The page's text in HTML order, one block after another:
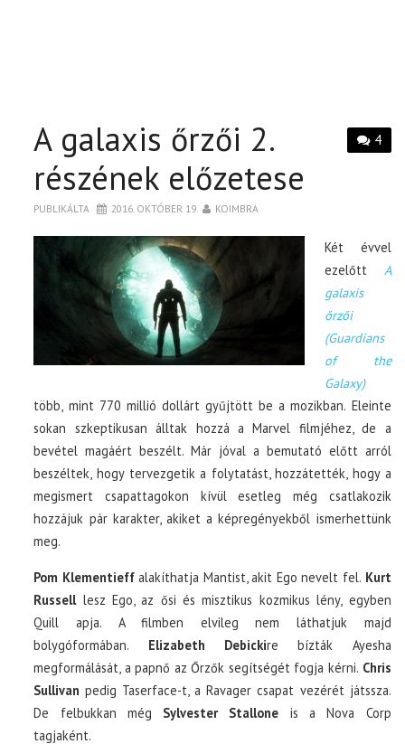
4
A galaxis őrzői 2.
részének előzetese
PUBLIKÁLTA 2016. OKTÓBER 19. KOIMBRA
Két évvel
ezelőtt
A
galaxis
őrzői
(Guardians
of the
Galaxy)
több, mint 770 millió dollárt gyűjtött be a mozikban. Eleinte
sokan szkeptikusan álltak hozzá a Marvel filmjéhez, de a
bevétel magáért beszélt. Már jóval a bemutató előtt arról
beszéltek, hogy tervezgetik a folytatást, hozzátették, hogy a
megismert csapattagokon kívül esetleg még csatlakozik
hozzájuk pár karakter, akiket a képregényekből ismerhettünk
meg.
Pom Klementieffalakíthatja Mantist, akit Ego nevelt fel. Kurt
Russelllesz Ego, az ősi és misztikus kozmikus lény, egyben
Quill apja. A filmben elvileg nem láthatjuk majd
bolygóformában. Elizabeth Debickire bízták Ayesha
megformálását, a papnő az Őrzők segítségét fogja kérni. Chris
Sullivan pedig Taserface-t, a Ravager csapat vezérét játssza.
De felbukkan még Sylvester Stallone is a Nova Corp
tagjaként.